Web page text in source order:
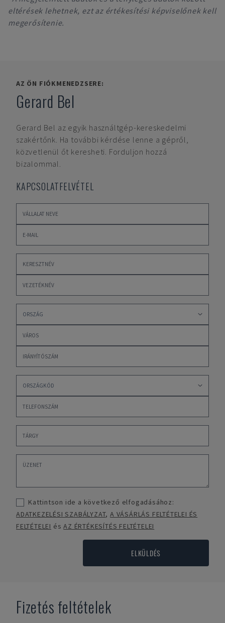
eltérések lehetnek, ezt az értékesítési képviselőnek kell
megerősítenie.
AZ ÖN FIÓKMENEDZSERE:
Gerard Bel
Gerard Bel az egyik használtgép-kereskedelmi
szakértőnk. Ha további kérdése lenne a gépről,
közvetlenül őt keresheti. Forduljon hozzá
bizalommal.
KAPCSOLATFELVÉTEL
Kattintson ide a következő elfogadásához:
ADATKEZELÉSI SZABÁLYZAT,A VÁSÁRLÁS FELTÉTELEI ÉS
FELTÉTELEI ésAZ ÉRTÉKESÍTÉS FELTÉTELEI
ELKÜLDÉS
Fizetés feltételek